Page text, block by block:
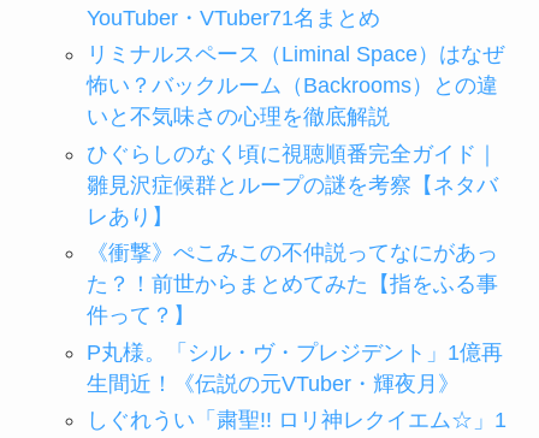
YouTuber・VTuber71名まとめ
リミナルスペース（Liminal Space）はなぜ
怖い？バックルーム（Backrooms）との違
いと不気味さの心理を徹底解説
ひぐらしのなく頃に視聴順番完全ガイド｜
雛見沢症候群とループの謎を考察【ネタバ
レあり】
《衝撃》ぺこみこの不仲説ってなにがあっ
た？！前世からまとめてみた【指をふる事
件って？】
P丸様。「シル・ヴ・プレジデント」1億再
生間近！《伝説の元VTuber・輝夜月》
しぐれうい「粛聖!! ロリ神レクイエム☆」1